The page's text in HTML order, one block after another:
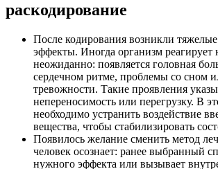
раскодирование
После кодирования возникли
эффекты. Иногда организм реагирует
неожиданно: появляется головная
сердечном ритме, проблемы со сном
тревожности. Такие проявления
непереносимость или перегрузку. В
необходимо устранить воздействие
вещества, чтобы стабилизировать
Появилось желание сменить метод
человек осознает: ранее выбранный
нужного эффекта или вызывает